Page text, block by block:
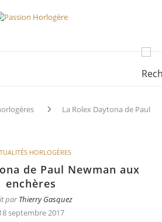
La Rolex Daytona de Paul
HORLOGÈRES
de Paul Newman aux
enchères
parThierry Gasquez
septembre 2017